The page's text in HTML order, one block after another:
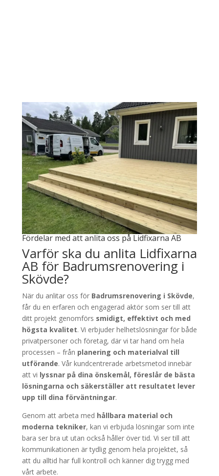
Fördelar med att anlita oss på Lidfixarna AB
Varför ska du anlita Lidfixarna
AB för Badrumsrenovering i
Skövde?
När du anlitar oss för Badrumsrenovering i Skövde,
får du en erfaren och engagerad aktör som ser till att
ditt projekt genomförs smidigt, effektivt och med
högsta kvalitet. Vi erbjuder helhetslösningar för både
privatpersoner och företag, där vi tar hand om hela
processen – från planering och materialval till
utförande. Vår kundcentrerade arbetsmetod innebär
att vi lyssnar på dina önskemål, föreslår de bästa
lösningarna och säkerställer att resultatet lever
upp till dina förväntningar.
Genom att arbeta med hållbara material och
moderna tekniker, kan vi erbjuda lösningar som inte
bara ser bra ut utan också håller över tid. Vi ser till att
kommunikationen är tydlig genom hela projektet, så
att du alltid har full kontroll och känner dig trygg med
vårt arbete.